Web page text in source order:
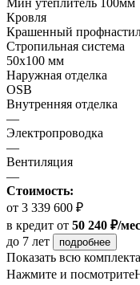
Мин утеплитель 100мм
Кровля
Крашенный
Стропильная система
50х100 мм
Наружная отделка
OSB
Внутренняя отделка
—
Электропроводка
—
Вентиляция
—
Стоимость:
от 3 339 600 ₽
в кредит от 50 240 ₽/
до 7 лет
подробнее
Показать всю
Нажмите и посмотрите